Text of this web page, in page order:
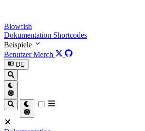
Blowfish
Dokumentation Shortcodes
Beispiele
BenutzerMerch
DE